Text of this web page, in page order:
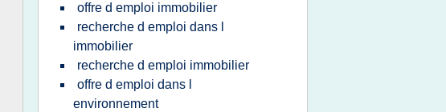
offre d emploi immobilier
recherche d emploi dans l
immobilier
recherche d emploi immobilier
offre d emploi dans l
environnement